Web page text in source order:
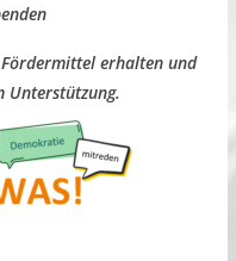
erhalten und
Unterstützung.